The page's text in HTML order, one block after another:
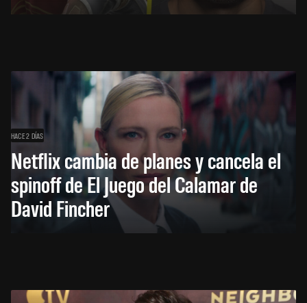
HACE 2 DÍAS
Netflix cambia de planes y cancela el
spinoff de El Juego del Calamar de
David Fincher